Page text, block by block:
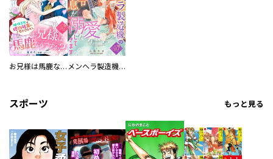
お兄様は馬鹿なんですか？～地味王女は婚約破棄に巻き込まれる～ メンヘラ製造機の公爵令息（過保護）が溺愛してきます
スポーツ もっと見る